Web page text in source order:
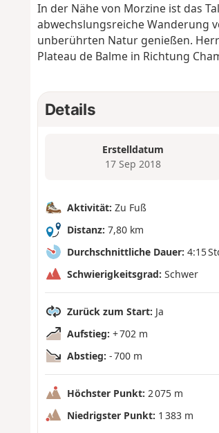
In der Nähe von Morzine ist das
abwechslungsreiche Wanderung
unberührten Natur genießen.
Plateau de Balme in Richtung
Details
Erstelldatum
17 Sep 2018
Aktivität: Zu Fuß
Distanz: 7,80 km
Durchschnittliche Dauer: 4:15
Schwierigkeitsgrad: Schwer
Zurück zum Start: Ja
Aufstieg: + 702 m
Abstieg: - 700 m
Höchster Punkt: 2 075 m
Niedrigster Punkt: 1 383 m